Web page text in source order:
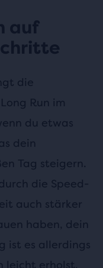
auf
die
Run im
du etwas
dein
Tag steigern.
die Speed-
auch stärker
haben, dein
ist es allerdings
leicht erholst,